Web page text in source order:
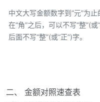
中文大写金额数字到“元”为止
在“角”之后，可以不写“整”(
后面不写“整”(或“正”)字。
二、 金额对照速查表